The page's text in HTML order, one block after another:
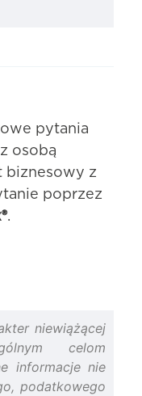
pytania
osobą
biznesowy z
poprzez
.
niewiążącej
celom
informacje nie
podatkowego